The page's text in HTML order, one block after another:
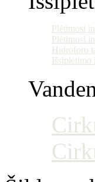
Plėtimosi
Plėtimosi
Hidroforo